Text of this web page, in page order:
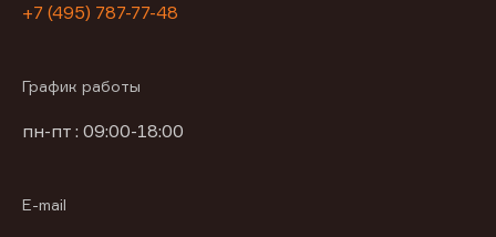
+7 (495) 787-77-48
График работы
пн-пт : 09:00-18:00
E-mail